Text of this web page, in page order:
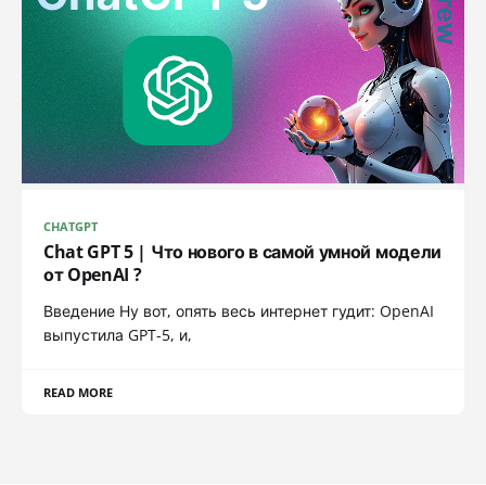
CHATGPT
Chat GPT 5 | Что нового в самой умной модели
от OpenAI ?
Введение Ну вот, опять весь интернет гудит: OpenAI
выпустила GPT-5, и,
READ MORE